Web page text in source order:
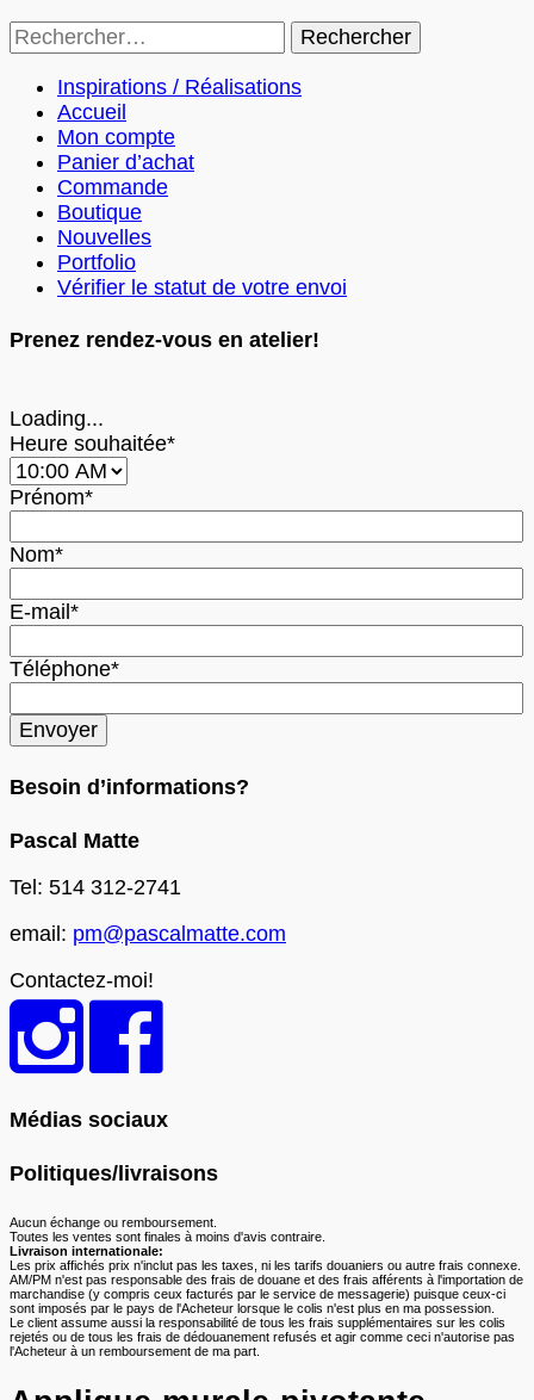
Rechercher :
Inspirations / Réalisations
Accueil
Mon compte
Panier d’achat
Commande
Boutique
Nouvelles
Portfolio
Vérifier le statut de votre envoi
Prenez rendez-vous en atelier!
Loading...
Heure souhaitée*
Prénom*
Nom*
E-mail*
Téléphone*
Besoin d’informations?
Pascal Matte
Tel: 514 312-2741
email: pm@pascalmatte.com
Contactez-moi!
Médias sociaux
Politiques/livraisons
Aucun échange ou remboursement.
Toutes les ventes sont finales à moins d'avis contraire.
Livraison internationale:
Les prix affichés prix n'inclut pas les taxes, ni les tarifs douaniers ou autre frais connexe.
AM/PM n'est pas responsable des frais de douane et des frais afférents à l'importation de
marchandise (y compris ceux facturés par le service de messagerie) puisque ceux-ci
sont imposés par le pays de l'Acheteur lorsque le colis n'est plus en ma possession.
Le client assume aussi la responsabilité de tous les frais supplémentaires sur les colis
rejetés ou de tous les frais de dédouanement refusés et agir comme ceci n'autorise pas
l'Acheteur à un remboursement de ma part.